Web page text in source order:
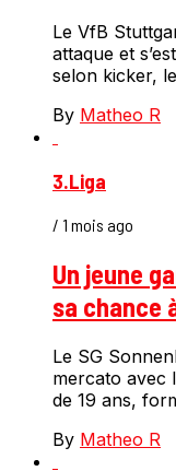
Le VfB
attaque et
selon kicker,
By Matheo R
3.Liga
/ 1 mois ago
Un jeune
sa chance
Le SG
mercato avec
de 19 ans,
By Matheo R